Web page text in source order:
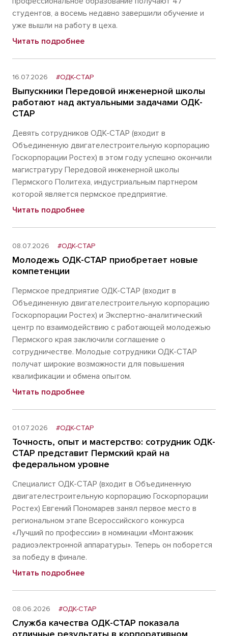
студентов, а восемь недавно завершили обучение и
уже вышли на работу в цеха.
Читать подробнее
16.07.2026 #ОДК-СТАР
Выпускники Передовой инженерной школы
работают над актуальными задачами ОДК-
СТАР
Девять сотрудников ОДК-СТАР (входит в
Объединенную двигателестроительную корпорацию
Госкорпорации Ростех) в этом году успешно окончили
магистратуру Передовой инженерной школы
Пермского Политеха, индустриальным партнером
которой является пермское предприятие.
Читать подробнее
08.07.2026 #ОДК-СТАР
Молодежь ОДК-СТАР приобретает новые
компетенции
Пермское предприятие ОДК-СТАР (входит в
Объединенную двигателестроительную корпорацию
Госкорпорации Ростех) и Экспертно-аналитический
центр по взаимодействию с работающей молодежью
Пермского края заключили соглашение о
сотрудничестве. Молодые сотрудники ОДК-СТАР
получат широкие возможности для повышения
квалификации и обмена опытом.
Читать подробнее
01.07.2026 #ОДК-СТАР
Точность, опыт и мастерство: сотрудник ОДК-
СТАР представит Пермский край на
федеральном уровне
Специалист ОДК-СТАР (входит в Объединенную
двигателестроительную корпорацию Госкорпорации
Ростех) Евгений Пономарев занял первое место в
региональном этапе Всероссийского конкурса
«Лучший по профессии» в номинации «Монтажник
радиоэлектронной аппаратуры». Теперь он поборется
за победу в финале.
Читать подробнее
08.06.2026 #ОДК-СТАР
Служба качества ОДК-СТАР показала